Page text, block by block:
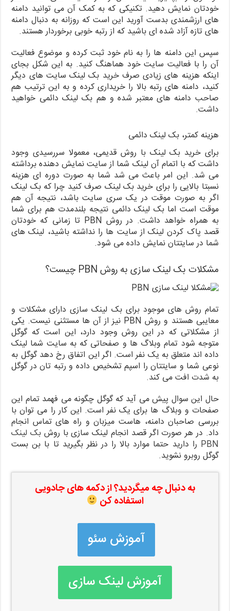
خودتان نمایش دهید. تکنیکی که به کمک آن می توانید دامنه
های ارزشمندی بدست آورید این است که روزانه به دنبال دامنه
های تازه آزاد شده ای باشید که از رتبه خوبی برخوردار هستند.
سپس این دامنه ها را به نام خود ثبت کرده و موضوع فعالیت
آن را با فعالیت سایت خود هماهنگ کنید. به این شکل بجای
اینکه هزینه های زیادی صرف خرید بک لینک سایت های دیگر
کنید، دامنه های رتبه بالا را خریداری کرده و به این ترتیب هم
صاحب دامنه های معتبر شده و هم بک لینک دائمی خواهید
داشت.
هزینه کمتر، بک لینک دائمی
برای خرید بک لینک با روش قدیمی، معمولا سررسیدی وجود
داشت که با اتمام آن لینک شما از سایت نمایش دهنده برداشته
می شد. این امر باعث می شد شما به صورت دوره ای هزینه
نسبتا بالایی را برای خرید بک لینک صرف کنید چرا که بک لینک
اگر به صورت موقت در یک سری سایت باشد، نتیجه آن هم
موقت است اما بک لینک دائمی نتیجه بلندمدت هم برای شما
به همراه خواهد داشت. در روش PBN تا زمانی که خودتان
قصد پاک کردن لینک از سایت ها را نداشته باشید، لینک های
شما در سایتتان نمایش داده می شود.
مشکلات بک لینک سازی به روش PBN چیست؟
تمام روش های موجود برای بک لینک سازی دارای مشکلات و
معایبی هستند و روش PBN نیز از آن ها مستثنی نیست. یکی
از مشکلاتی که در این روش وجود دارد، این است که گوگل
متوجه شود تمام وبلاگ ها و صفحاتی که به سایت شما لینک
داده اند متعلق به یک نفر است. اگر این اتفاق رخ دهد گوگل به
نوعی شما و سایتتان را اسپم تشخیص داده و رتبه تان در گوگل
به شدت افت می کند.
حال این سوال پیش می آید که گوگل چگونه می فهمد تمام این
صفحات و وبلاگ ها برای یک نفر است. این کار را می توان با
بررسی صاحبان دامنه، هاست میزبان و راه های تماس انجام
داد. در هر صورت اگر قصد انجام لینک سازی با روش بک لینک
PBN را دارید حتما موارد بالا را در نظر بگیرید تا با بن بست
گوگل روبرو نشوید.
به دنبال چه میگردید؟ از دکمه های جادویی
استفاده کن
آموزش سئو
آموزش لینک سازی